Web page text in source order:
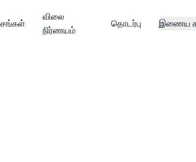
விலை
நிர்ணயம்
தொடர்பு இணைய